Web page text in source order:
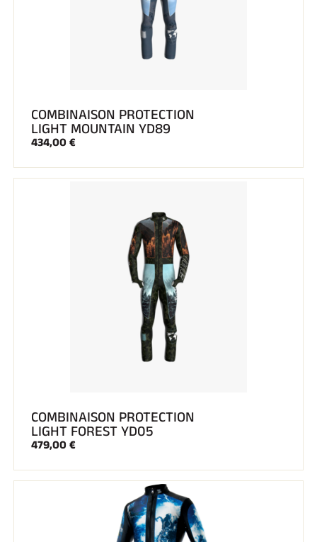
COMBINAISON PROTECTION
LIGHT MOUNTAIN YD89
434,00 €
COMBINAISON PROTECTION
LIGHT FOREST YD05
479,00 €